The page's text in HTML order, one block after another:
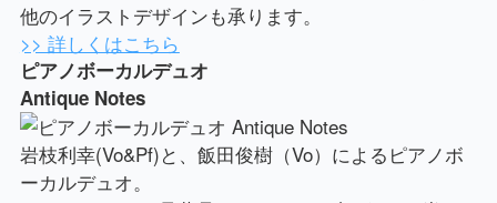
他のイラストデザインも承ります。
>> 詳しくはこちら
ピアノボーカルデュオ
Antique Notes
岩枝利幸(Vo&Pf)と、飯田俊樹（Vo）によるピアノボ
ーカルデュオ。